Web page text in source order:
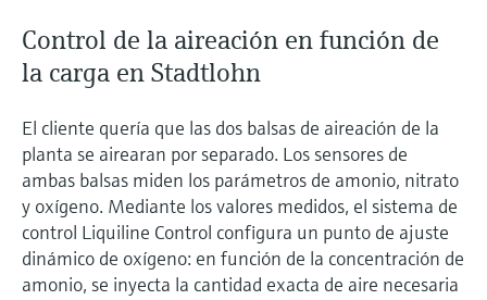
Control de la aireación en función de
la carga en Stadtlohn
El cliente quería que las dos balsas de aireación de la
planta se airearan por separado. Los sensores de
ambas balsas miden los parámetros de amonio, nitrato
y oxígeno. Mediante los valores medidos, el sistema de
control Liquiline Control configura un punto de ajuste
dinámico de oxígeno: en función de la concentración de
amonio, se inyecta la cantidad exacta de aire necesaria